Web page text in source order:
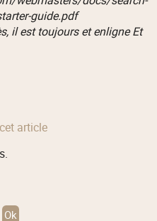
guide.pdf
il est toujours et enligne Et
article